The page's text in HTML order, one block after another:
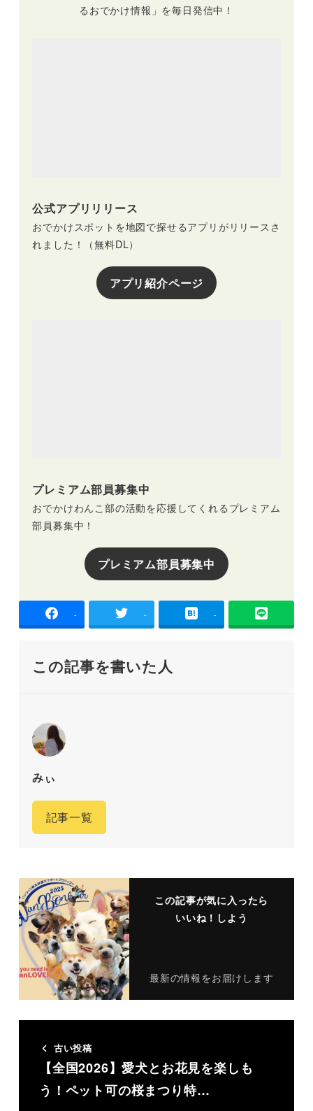
るおでかけ情報」を毎日発信中！
公式アプリリリース
おでかけスポットを地図で探せるアプリがリリースさ
れました！（無料DL）
アプリ紹介ページ
プレミアム部員募集中
おでかけわんこ部の活動を応援してくれるプレミアム
部員募集中！
プレミアム部員募集中
- - -
この記事を書いた人
みぃ
記事一覧
この記事が気に入ったら
いいね！しよう
最新の情報をお届けします
古い投稿
【全国2026】愛犬とお花見を楽しも
う！ペット可の桜まつり特…